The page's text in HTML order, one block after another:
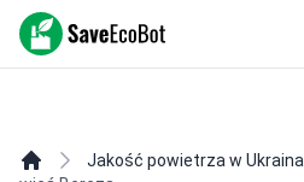
SaveEcoBot
Jakość powietrza w Ukraina